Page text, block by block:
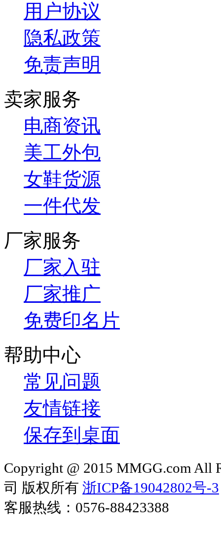
用户协议
隐私政策
免责声明
卖家服务
电商资讯
美工外包
女鞋货源
一件代发
厂家服务
厂家入驻
厂家推广
免费印名片
帮助中心
常见问题
友情链接
保存到桌面
Copyright @ 2015 MMGG.com All
司 版权所有 浙ICP备19042802号-3
客服热线：0576-88423388